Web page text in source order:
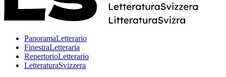
PanoramaLetterario
FinestraLetteraria
RepertorioLetterario
LetteraturaSvizzera